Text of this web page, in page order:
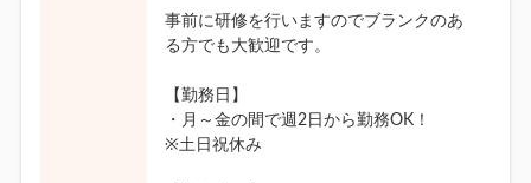
事前に研修を行いますのでブランクのあ
る方でも大歓迎です。
【勤務日】
・月～金の間で週2日から勤務OK！
※土日祝休み